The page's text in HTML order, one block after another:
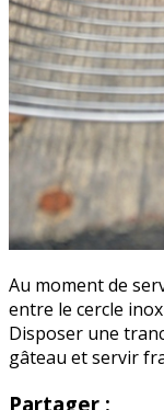
Au moment de
entre le cercle
Disposer une
gâteau et servir
Partager :